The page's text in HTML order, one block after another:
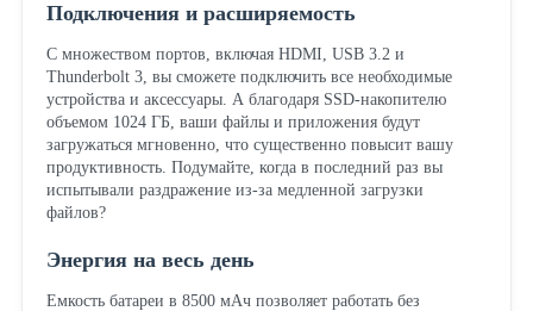
Подключения и расширяемость
С множеством портов, включая HDMI, USB 3.2 и
Thunderbolt 3, вы сможете подключить все необходимые
устройства и аксессуары. А благодаря SSD-накопителю
объемом 1024 ГБ, ваши файлы и приложения будут
загружаться мгновенно, что существенно повысит вашу
продуктивность. Подумайте, когда в последний раз вы
испытывали раздражение из-за медленной загрузки
файлов?
Энергия на весь день
Емкость батареи в 8500 мАч позволяет работать без